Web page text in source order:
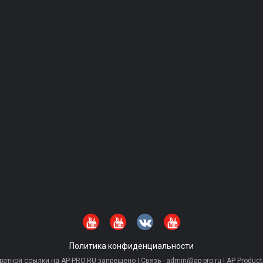
Политика конфиденциальности
ссылки на AP-PRO.RU запрещено | Связь - admin@ap-pro.ru | AP